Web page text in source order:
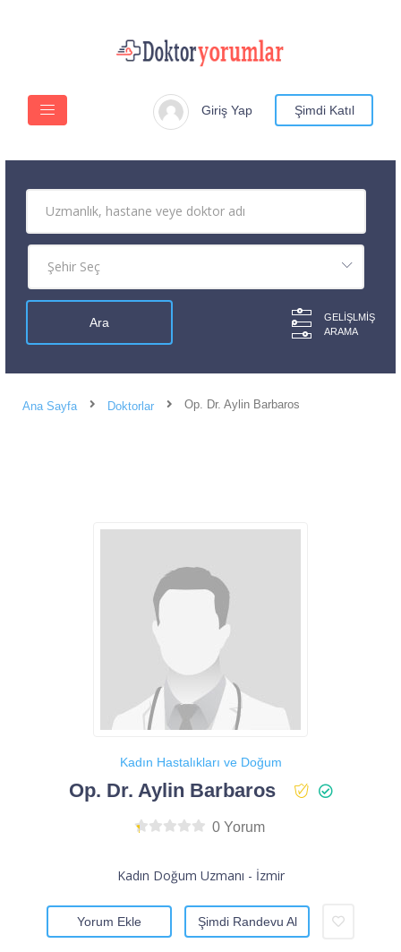
Giriş Yap Şimdi Katıl
GELIŞLMIŞ
ARAMA
Ana Sayfa Doktorlar Op. Dr. Aylin Barbaros
Kadın Hastalıkları ve Doğum
Op. Dr. Aylin Barbaros
0 Yorum
Kadın Doğum Uzmanı - İzmir
Yorum Ekle Şimdi Randevu Al